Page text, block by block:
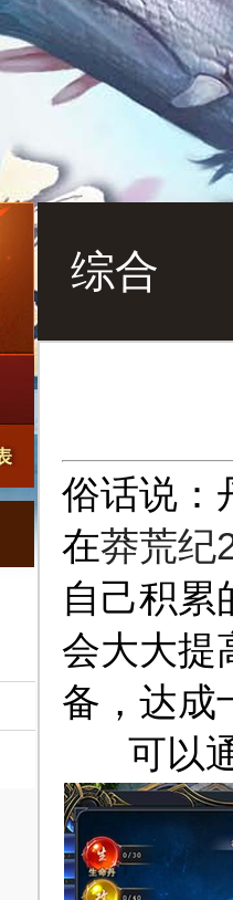
综合
俗话说：
在莽荒纪
自己积累
会大大提
备，达成
可以通